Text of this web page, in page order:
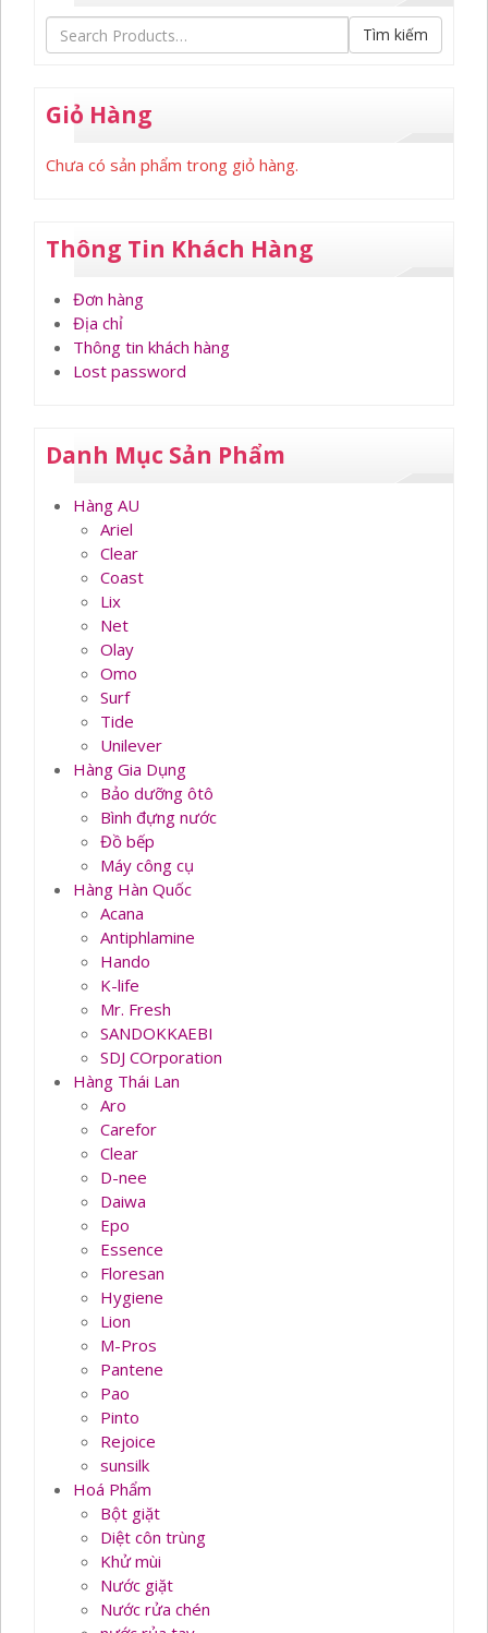
Tìm kiếm
Giỏ Hàng
Chưa có sản phẩm trong giỏ hàng.
Thông Tin Khách Hàng
Đơn hàng
Địa chỉ
Thông tin khách hàng
Lost password
Danh Mục Sản Phẩm
Hàng AU
Ariel
Clear
Coast
Lix
Net
Olay
Omo
Surf
Tide
Unilever
Hàng Gia Dụng
Bảo dưỡng ôtô
Bình đựng nước
Đồ bếp
Máy công cụ
Hàng Hàn Quốc
Acana
Antiphlamine
Hando
K-life
Mr. Fresh
SANDOKKAEBI
SDJ COrporation
Hàng Thái Lan
Aro
Carefor
Clear
D-nee
Daiwa
Epo
Essence
Floresan
Hygiene
Lion
M-Pros
Pantene
Pao
Pinto
Rejoice
sunsilk
Hoá Phẩm
Bột giặt
Diệt côn trùng
Khử mùi
Nước giặt
Nước rửa chén